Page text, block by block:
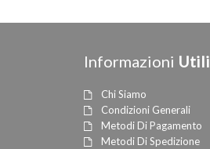
Informazioni Utili
Chi Siamo
Condizioni Generali
Metodi Di Pagamento
Metodi Di Spedizione